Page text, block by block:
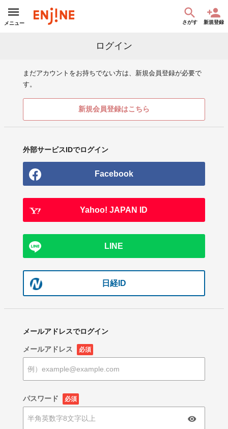
メニュー さがす 新規登録
ログイン
まだアカウントをお持ちでない方は、新規会員登録が必要で
す。
新規会員登録はこちら
外部サービスIDでログイン
Facebook
Yahoo! JAPAN ID
LINE
日経ID
メールアドレスでログイン
メールアドレス 必須
パスワード 必須